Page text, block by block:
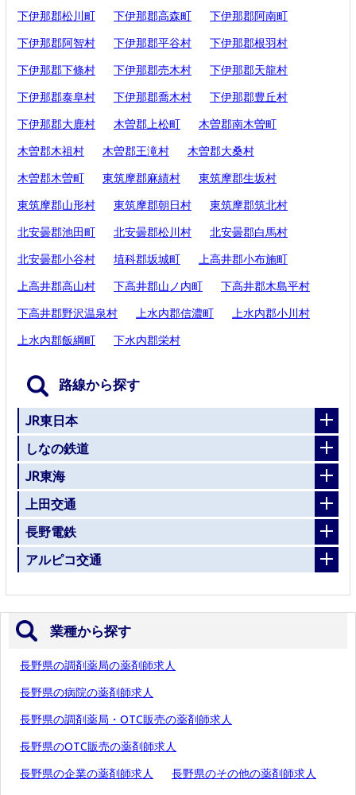
下伊那郡松川町 下伊那郡高森町 下伊那郡阿南町
下伊那郡阿智村 下伊那郡平谷村 下伊那郡根羽村
下伊那郡下條村 下伊那郡売木村 下伊那郡天龍村
下伊那郡泰阜村 下伊那郡喬木村 下伊那郡豊丘村
下伊那郡大鹿村 木曽郡上松町 木曽郡南木曽町
木曽郡木祖村 木曽郡王滝村 木曽郡大桑村
木曽郡木曽町 東筑摩郡麻績村 東筑摩郡生坂村
東筑摩郡山形村 東筑摩郡朝日村 東筑摩郡筑北村
北安曇郡池田町 北安曇郡松川村 北安曇郡白馬村
北安曇郡小谷村 埴科郡坂城町 上高井郡小布施町
上高井郡高山村 下高井郡山ノ内町 下高井郡木島平村
下高井郡野沢温泉村 上水内郡信濃町 上水内郡小川村
上水内郡飯綱町 下水内郡栄村
路線から探す
JR東日本
しなの鉄道
JR東海
上田交通
長野電鉄
アルピコ交通
業種から探す
長野県の調剤薬局の薬剤師求人
長野県の病院の薬剤師求人
長野県の調剤薬局・OTC販売の薬剤師求人
長野県のOTC販売の薬剤師求人
長野県の企業の薬剤師求人 長野県のその他の薬剤師求人